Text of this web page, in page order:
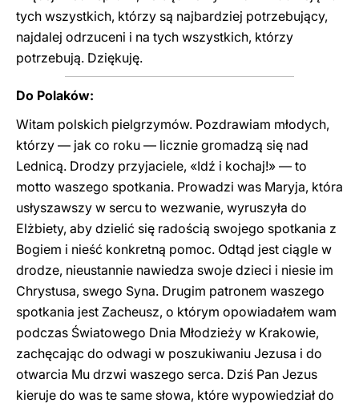
tych wszystkich, którzy są najbardziej potrzebujący,
najdalej odrzuceni i na tych wszystkich, którzy
potrzebują. Dziękuję.
Do Polaków:
Witam polskich pielgrzymów. Pozdrawiam młodych,
którzy — jak co roku — licznie gromadzą się nad
Lednicą. Drodzy przyjaciele, «Idź i kochaj!» — to
motto waszego spotkania. Prowadzi was Maryja, która
usłyszawszy w sercu to wezwanie, wyruszyła do
Elżbiety, aby dzielić się radością swojego spotkania z
Bogiem i nieść konkretną pomoc. Odtąd jest ciągle w
drodze, nieustannie nawiedza swoje dzieci i niesie im
Chrystusa, swego Syna. Drugim patronem waszego
spotkania jest Zacheusz, o którym opowiadałem wam
podczas Światowego Dnia Młodzieży w Krakowie,
zachęcając do odwagi w poszukiwaniu Jezusa i do
otwarcia Mu drzwi waszego serca. Dziś Pan Jezus
kieruje do was te same słowa, które wypowiedział do